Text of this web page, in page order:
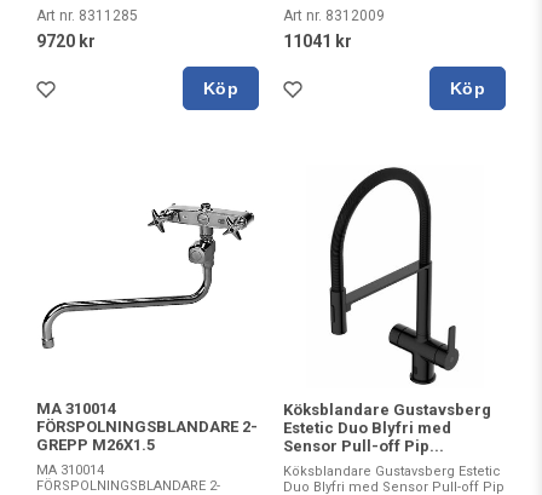
Art nr. 8311285
9720 kr
Köp
Art nr. 8312009
11041 kr
Köp
MA 310014
FÖRSPOLNINGSBLANDARE 2-
GREPP M26X1.5
MA 310014
FÖRSPOLNINGSBLANDARE 2-
Köksblandare Gustavsberg
Estetic Duo Blyfri med
Sensor Pull-off Pip...
Köksblandare Gustavsberg Estetic
Duo Blyfri med Sensor Pull-off Pip